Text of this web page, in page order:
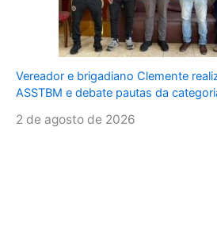
Vereador e brigadiano Clemente
ASSTBM e debate pautas da
2 de agosto de 2026